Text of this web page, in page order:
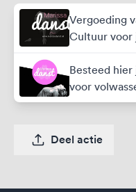
Vergoeding
Cultuur
Besteed
voor
Deel actie